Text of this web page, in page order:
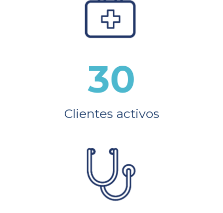
Clientes activos
30